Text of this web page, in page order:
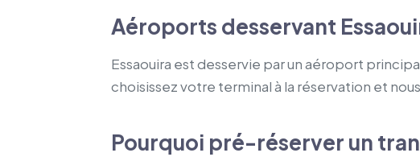
Aéroports desservant
Essaouira est desservie par un aéroport
choisissez votre terminal à la réservation et
Pourquoi pré-réserver un